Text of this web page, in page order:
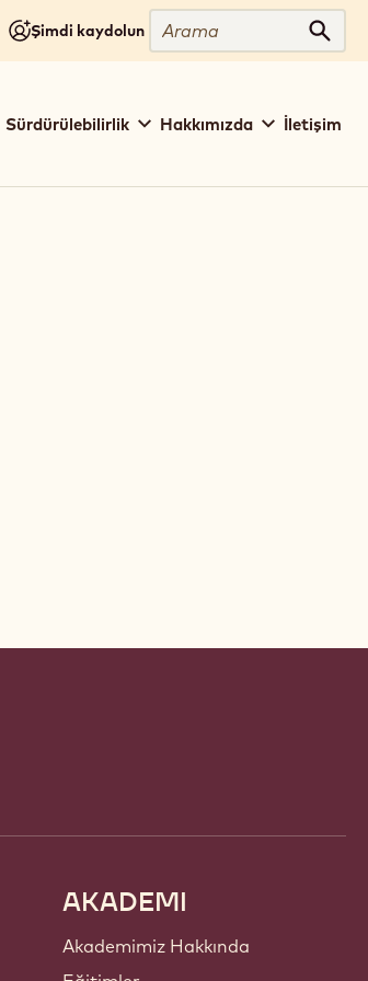
Şimdi kaydolun
Arama
Sürdürülebilirlik Hakkımızda İletişim
AKADEMI
Akademimiz Hakkında